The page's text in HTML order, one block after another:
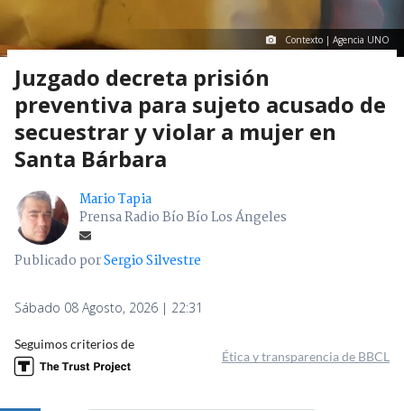
Contexto | Agencia UNO
Juzgado decreta prisión
preventiva para sujeto acusado de
secuestrar y violar a mujer en
Santa Bárbara
Mario Tapia
Prensa Radio Bío Bío Los Ángeles
Publicado porSergio Silvestre
Sábado 08 Agosto, 2026 | 22:31
Seguimos criterios de
Ética y transparencia de BBCL